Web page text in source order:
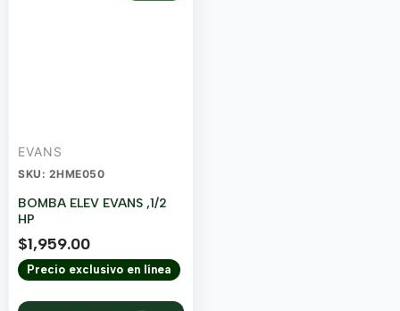
EVANS
SKU: 2HME050
BOMBA ELEV EVANS ,1/2
HP
$1,959.00
Precio exclusivo en línea